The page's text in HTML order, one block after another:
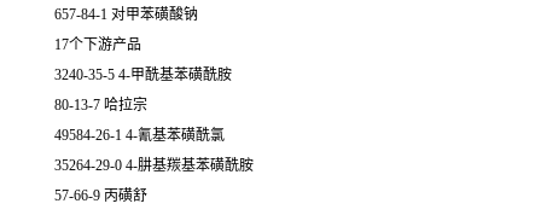
657-84-1 对甲苯磺酸钠
17个下游产品
3240-35-5 4-甲酰基苯磺酰胺
80-13-7 哈拉宗
49584-26-1 4-氰基苯磺酰氯
35264-29-0 4-肼基羰基苯磺酰胺
57-66-9 丙磺舒